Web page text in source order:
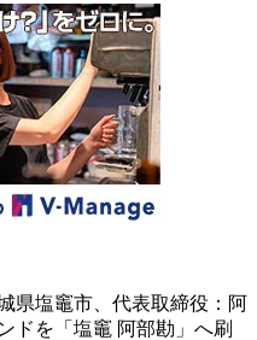
県塩竈市、代表取締役：阿
ドを「塩竈 阿部勘」へ刷